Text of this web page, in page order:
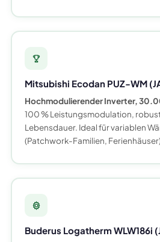
Mitsubishi Ecodan PUZ-WM
Hochmodulierender Inverter,
100 % Leistungsmodulation,
Lebensdauer. Ideal für variablen
(Patchwork-Familien,
Buderus Logatherm WLW186i